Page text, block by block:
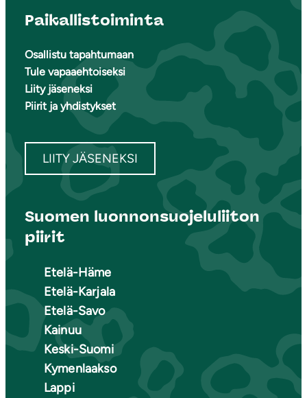
Paikallistoiminta
Osallistu tapahtumaan
Tule vapaaehtoiseksi
Liity jäseneksi
Piirit ja yhdistykset
LIITY JÄSENEKSI
Suomen luonnonsuojeluliiton
piirit
Etelä-Häme
Etelä-Karjala
Etelä-Savo
Kainuu
Keski-Suomi
Kymenlaakso
Lappi